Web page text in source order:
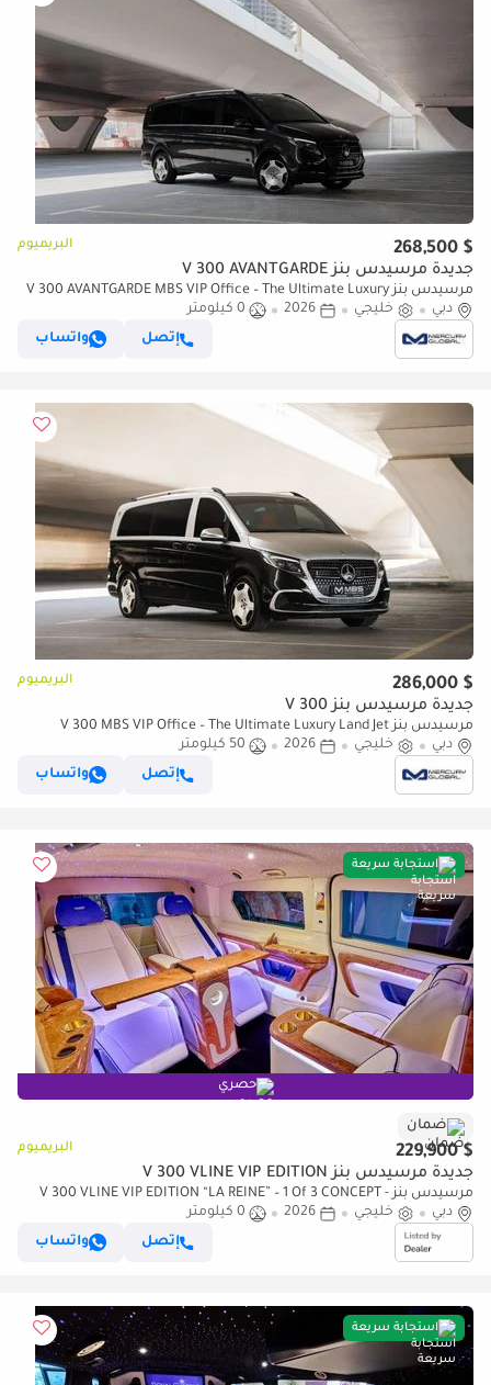
$ 268,500 البريميوم
جديدة مرسيدس بنز V 300 AVANTGARDE
مرسيدس بنز V 300 AVANTGARDE MBS VIP Office – The Ultimate Luxury
Land Jet
دبي خليجي 2026
0 كيلومتر
إتصل
واتساب
$ 286,000 البريميوم
جديدة مرسيدس بنز V 300
مرسيدس بنز V 300 MBS VIP Office – The Ultimate Luxury Land Jet
(للتصدير فقط)
دبي خليجي 2026
50 كيلومتر
إتصل
واتساب
استجابة سريعة
حصري
ضمان
$ 229,900 البريميوم
جديدة مرسيدس بنز V 300 VLINE VIP EDITION
مرسيدس بنز V 300 VLINE VIP EDITION “LA REINE” – 1 Of 3 CONCEPT -
Handcrafted by ROYAL CUSTOMS in Dubai
دبي خليجي 2026
0 كيلومتر
إتصل
واتساب
استجابة سريعة